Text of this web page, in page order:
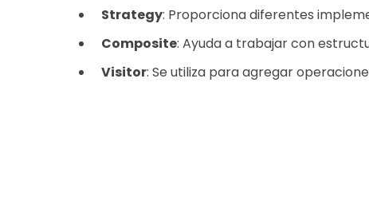
Strategy: Proporciona diferentes
Composite: Ayuda a trabajar con
Visitor: Se utiliza para agregar